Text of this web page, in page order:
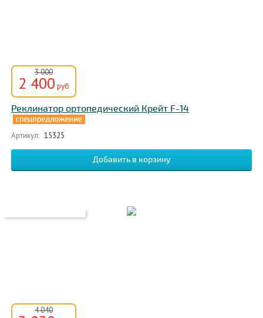
3 000
2 400 руб
Реклинатор ортопедический Крейт F-14
Артикул: 15325
4 040